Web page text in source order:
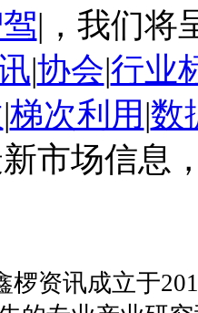
|，我们将
|协会|行业
|梯次利用|数
市场信息
椤资讯成立于